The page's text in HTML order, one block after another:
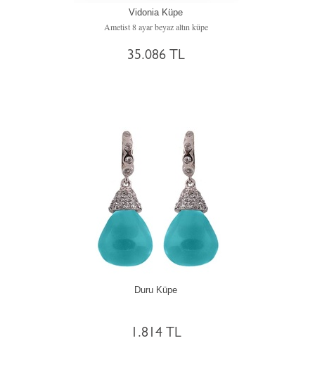
Vidonia Küpe
Ametist 8 ayar beyaz altın küpe
35.086 TL
Duru Küpe
1.814 TL